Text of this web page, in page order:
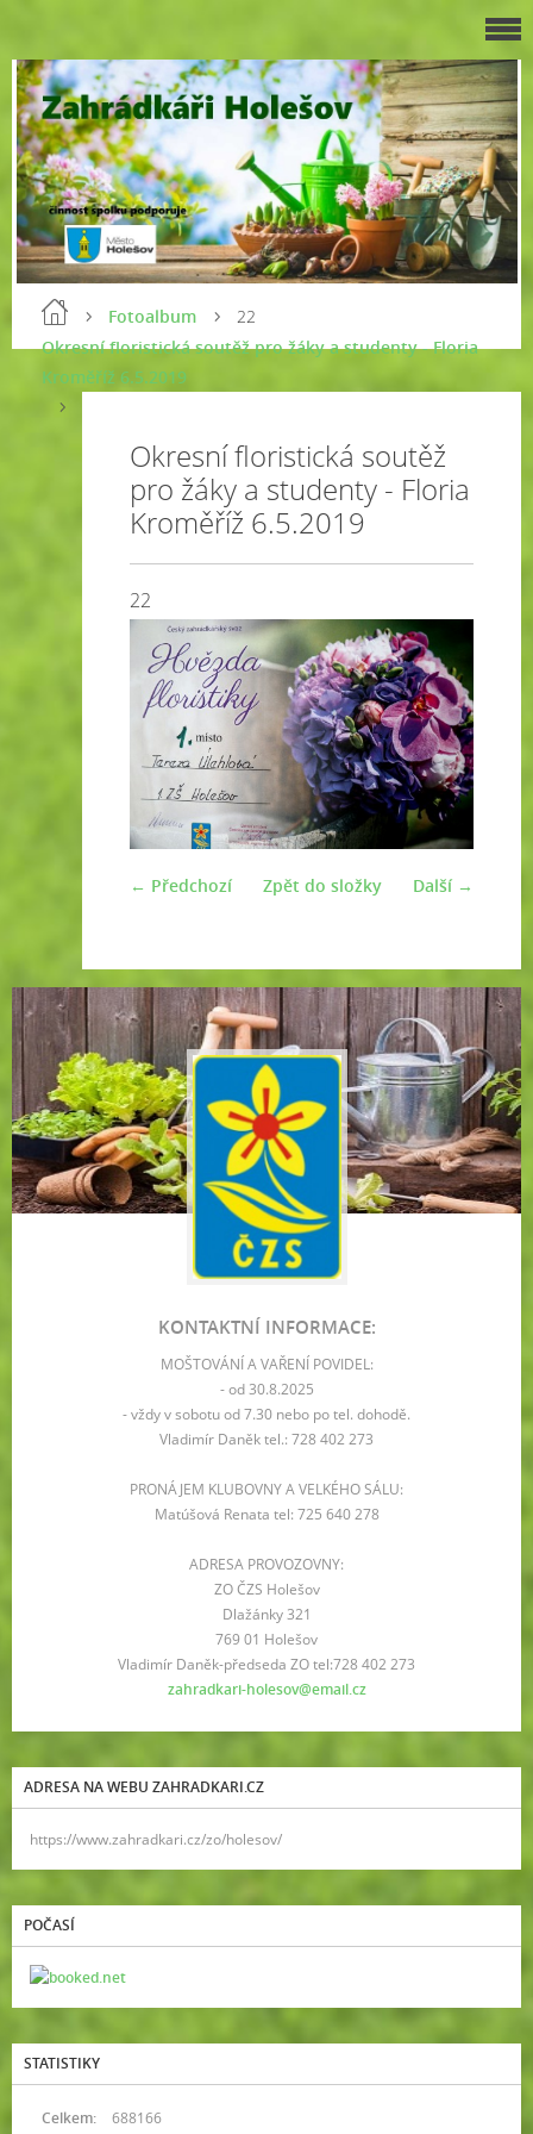
Fotoalbum
Okresní floristická soutěž pro žáky a studenty - Floria
Kroměříž 6.5.2019
22
Okresní floristická soutěž
pro žáky a studenty - Floria
Kroměříž 6.5.2019
22
← Předchozí Další →
Zpět do složky
KONTAKTNÍ INFORMACE:
MOŠTOVÁNÍ A VAŘENÍ POVIDEL:
- od 30.8.2025
- vždy v sobotu od 7.30 nebo po tel. dohodě.
Vladimír Daněk tel.: 728 402 273
PRONÁJEM KLUBOVNY A VELKÉHO SÁLU:
Matúšová Renata tel: 725 640 278
ADRESA PROVOZOVNY:
ZO ČZS Holešov
Dlažánky 321
769 01 Holešov
Vladimír Daněk-předseda ZO tel:728 402 273
zahradkari-holesov@email.cz
ADRESA NA WEBU ZAHRADKARI.CZ
https://www.zahradkari.cz/zo/holesov/
POČASÍ
STATISTIKY
Celkem: 688166